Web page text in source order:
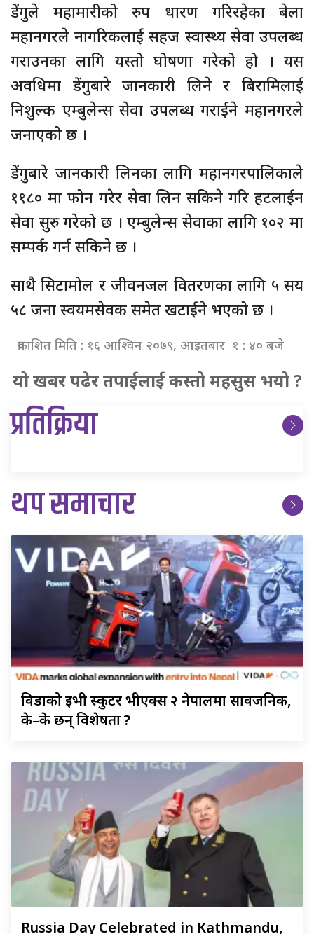
डेंगुले महामारीको रुप धारण गरिरहेका बेला
महानगरले नागरिकलाई सहज स्वास्थ्य सेवा उपलब्ध
गराउनका लागि यस्तो घोषणा गरेको हो । यस
अवधिमा डेंगुबारे जानकारी लिने र बिरामिलाई
निशुल्क एम्बुलेन्स सेवा उपलब्ध गराईने महानगरले
जनाएको छ ।
डेंगुबारे जानकारी लिनका लागि महानगरपालिकाले
११८० मा फोन गरेर सेवा लिन सकिने गरि हटलाईन
सेवा सुरु गरेको छ । एम्बुलेन्स सेवाका लागि १०२ मा
सम्पर्क गर्न सकिने छ ।
साथै सिटामोल र जीवनजल वितरणका लागि ५ सय
५८ जना स्वयमसेवक समेत खटाईने भएको छ ।
प्रकाशित मिति : १६ आश्विन २०७९, आइतबार १ : ४० बजे
यो खबर पढेर तपाईलाई कस्तो महसुस भयो ?
प्रतिक्रिया
थप समाचार
विडाकोईभी स्कुटर भीएक्स २ नेपालमा सार्वजनिक,
के–के छन् विशेषता ?
Russia Day Celebrated in Kathmandu,